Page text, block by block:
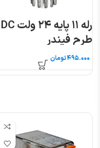
رله ۱۱ پایه ۲۴ ولت DC
طرح فیندر
تومان